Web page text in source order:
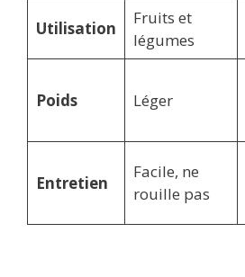
Utilisation
Fruits et
légumes
Poids Léger
Entretien
Facile, ne
rouille pas